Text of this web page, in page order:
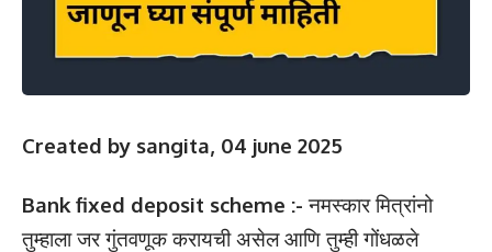
Created by sangita, 04 june 2025
Bank fixed deposit scheme :- नमस्कार मित्रांनो
तुम्हाला जर गुंतवणूक करायची असेल आणि तुम्ही गोंधळले